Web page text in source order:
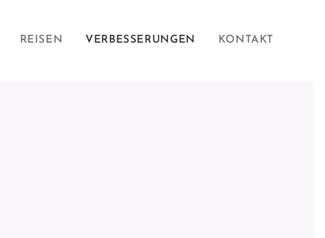
REISEN VERBESSERUNGEN KONTAKT